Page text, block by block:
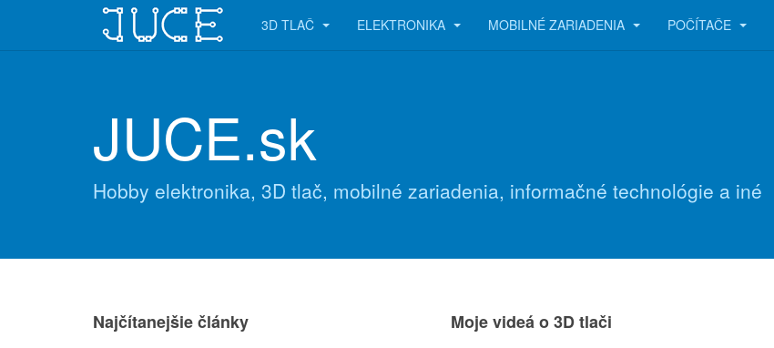
3D TLAČ ELEKTRONIKA MOBILNÉ ZARIADENIA POČÍTAČE
JUCE.sk
Hobby elektronika, 3D tlač, mobilné zariadenia, informačné technológie a iné
Najčítanejšie články Moje videá o 3D tlači